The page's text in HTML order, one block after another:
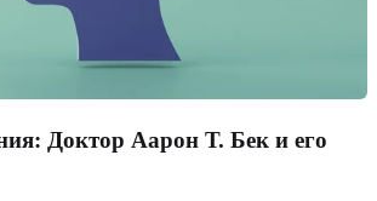
Доктор Аарон Т. Бек и его